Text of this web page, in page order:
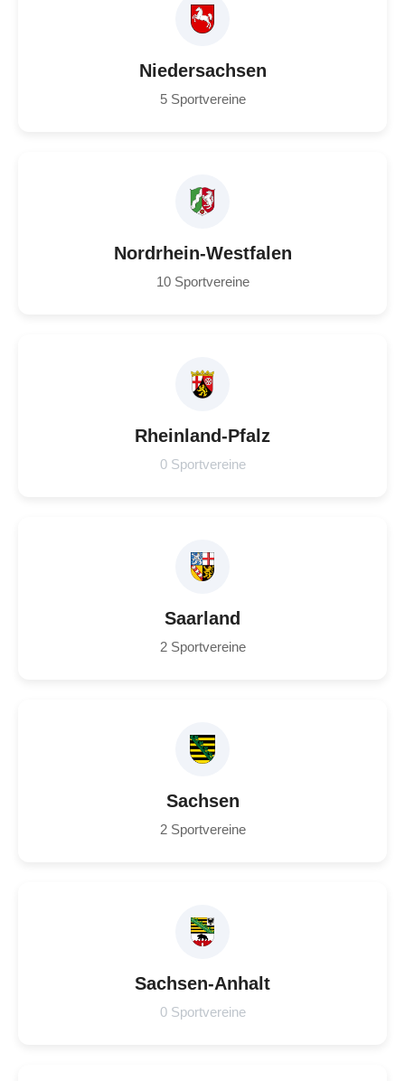
Niedersachsen
5 Sportvereine
Nordrhein-Westfalen
10 Sportvereine
Rheinland-Pfalz
0 Sportvereine
Saarland
2 Sportvereine
Sachsen
2 Sportvereine
Sachsen-Anhalt
0 Sportvereine